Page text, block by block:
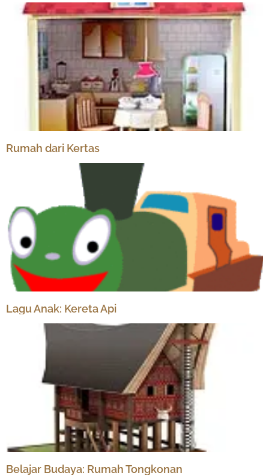
Rumah dari Kertas
Lagu Anak: Kereta Api
Belajar Budaya: Rumah Tongkonan